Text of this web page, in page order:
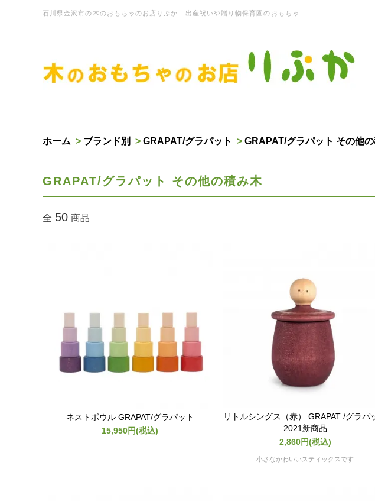
石川県金沢市の木のおもちゃのお店りぷか 出産祝いや贈り物保育園のおもちゃ
ホーム > ブランド別 > GRAPAT/グラパット > GRAPAT/グラパット その他
GRAPAT/グラパット その他の積み木
全 50 商品
ネストボウル GRAPAT/グラパット
15,950円(税込)
リトルシングス（赤） GRAPAT /グラパ
2021新商品
2,860円(税込)
小さなかわいいスティックスです